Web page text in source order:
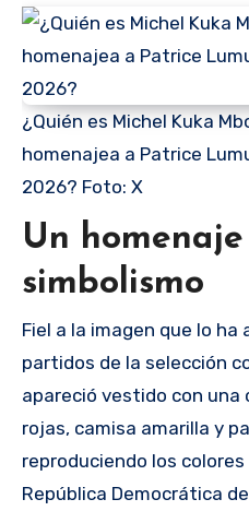
¿Quién es Michel Kuka
homenajea a Patrice
2026? Foto: X
Un
simbolismo
Fiel a la imagen que lo
partidos de la selección
apareció vestido con
rojas, camisa amarilla y
reproduciendo los
República Democrática